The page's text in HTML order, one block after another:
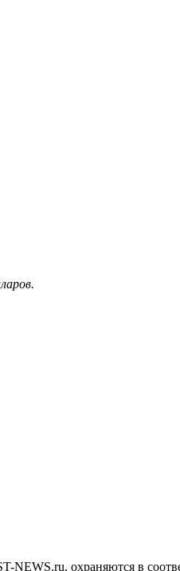
охраняются в